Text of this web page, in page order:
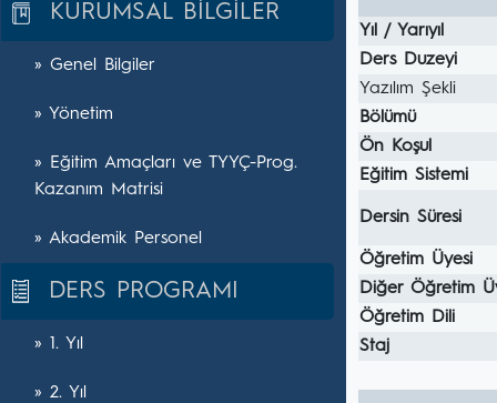
KURUMSAL BİLGİLER
» Genel Bilgiler
» Yönetim
» Eğitim Amaçları ve TYYÇ-Prog.
Kazanım Matrisi
» Akademik Personel
DERS PROGRAMI
» 1. Yıl
» 2. Yıl
Yıl / Yarıyıl
Ders Duzeyi
Yazılım Şekli
Bölümü
Ön Koşul
Eğitim Sistemi
Dersin Süresi
Öğretim Üyesi
Diğer Öğretim
Öğretim Dili
Staj